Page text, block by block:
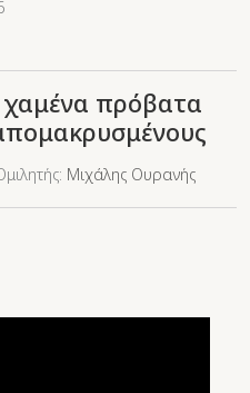
πρόβατα
Μιχάλης Ουρανής